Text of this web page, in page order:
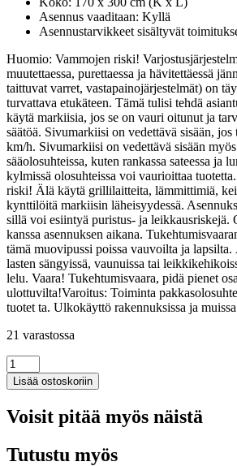
Asennus vaaditaan: Kyllä
Asennustarvikkeet sisältyvät
Huomio: Vammojen riski!
muutettaessa, purettaessa ja hävitettäessä
taittuvat varret, vastapainojärjestelmät) on
turvattava etukäteen. Tämä tulisi tehdä
käytä markiisia, jos se on vauri oitunut ja
säätöä. Sivumarkiisi on vedettävä sisään,
km/h. Sivumarkiisi on vedettävä sisään
sääolosuhteissa, kuten rankassa sateessa ja
kylmissä olosuhteissa voi vaurioittaa
riski! Älä käytä grillilaitteita, lämmittimiä,
kynttilöitä markiisin läheisyydessä.
sillä voi esiintyä puristus- ja leikkausriskejä.
kanssa asennuksen aikana.
tämä muovipussi poissa vauvoilta ja lapsilta.
lasten sängyissä, vaunuissa tai
lelu. Vaara! Tukehtumisvaara, pidä pienet
ulottuvilta!Varoitus: Toiminta
tuotet ta. Ulkokäyttö rakennuksissa ja
21 varastossa
Sisäänvedettävä
sivumarkiisi
tummanvihreä
cm
Lisää ostoskoriin
Voisit pitää myös näistä
Tutustu myös